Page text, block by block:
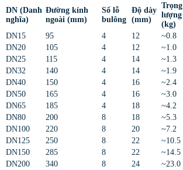
DN (Danh
nghĩa)
Đường kính
ngoài (mm)
Số lỗ
bulông
Độ dày
(mm)
Trọng
lượng
(kg)
DN15
95 4 12 ~0.8
DN20
105 4 12 ~1.0
DN25
115 4 14 ~1.3
DN32
140 4 14 ~1.9
DN40
150 4 16 ~2.4
DN50
165 4 16 ~3.0
DN65
185 4 18 ~4.2
DN80
200 8 18 ~5.3
DN100
220 8 20 ~7.2
DN125
250 8 22 ~10.5
DN150
285 8 22 ~14.5
DN200
340 8 24 ~23.0